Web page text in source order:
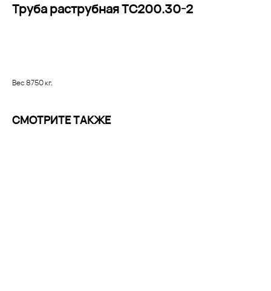
Труба раструбная ТС200.30-2
Вес 8750 кг.
СМОТРИТЕ ТАКЖЕ